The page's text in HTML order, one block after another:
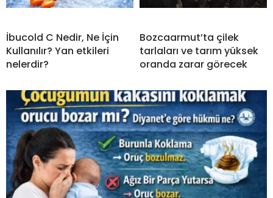
İbucold C Nedir, Ne İçin
Kullanılır? Yan etkileri
nelerdir?
Bozcaarmut’ta çilek
tarlaları ve tarım yüksek
oranda zarar görecek